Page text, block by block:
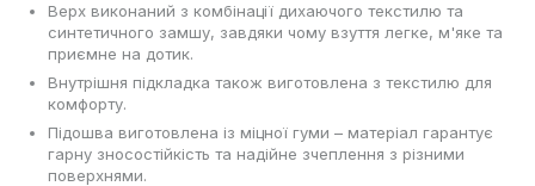
Верх виконаний з комбінації дихаючого текстилю та
синтетичного замшу, завдяки чому взуття легке, м'яке та
приємне на дотик.
Внутрішня підкладка також виготовлена з текстилю для
комфорту.
Підошва виготовлена із міцної гуми – матеріал гарантує
гарну зносостійкість та надійне зчеплення з різними
поверхнями.